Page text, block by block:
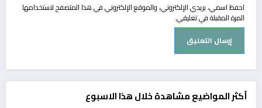
احفظ اسمي، بريدي الإلكتروني، والموقع الإلكتروني في هذا المتصفح لاستخدامها
المرة المقبلة في تعليقي.
أكثر المواضيع مشاهدة خلال هذا الاسبوع